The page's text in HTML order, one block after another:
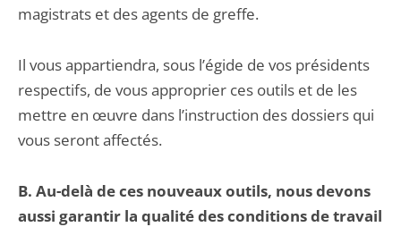
magistrats et des agents de greffe.
Il vous appartiendra, sous l’égide de vos présidents
respectifs, de vous approprier ces outils et de les
mettre en œuvre dans l’instruction des dossiers qui
vous seront affectés.
B. Au-delà de ces nouveaux outils, nous devons
aussi garantir la qualité des conditions de travail